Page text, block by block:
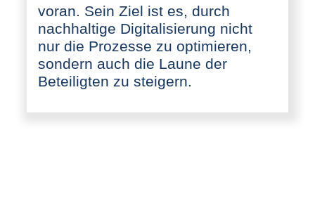
voran. Sein Ziel ist es, durch
nachhaltige Digitalisierung nicht
nur die Prozesse zu optimieren,
sondern auch die Laune der
Beteiligten zu steigern.